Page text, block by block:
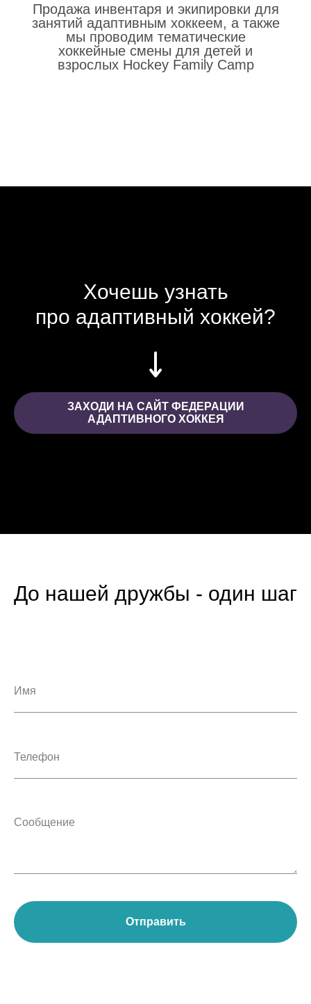
Продажа инвентаря и экипировки для
занятий адаптивным хоккеем, а также
мы проводим тематические
хоккейные смены для детей и
взрослых Hockey Family Camp
Хочешь узнать
про адаптивный хоккей?
ЗАХОДИ НА САЙТ ФЕДЕРАЦИИ
АДАПТИВНОГО ХОККЕЯ
До нашей дружбы - один шаг
Отправить